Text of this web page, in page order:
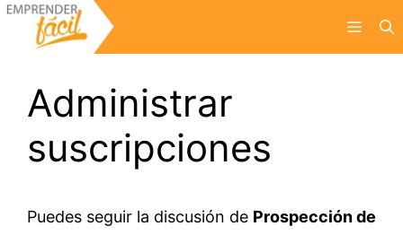
Saltar
Menú
Administrar
suscripciones
Puedes seguir la discusión de Prospección de